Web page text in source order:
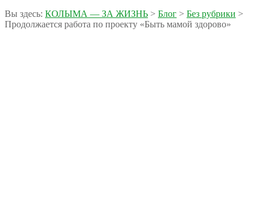
Вы здесь: КОЛЫМА — ЗА ЖИЗНЬ > Блог > Без рубрики >
Продолжается работа по проекту «Быть мамой здорово»